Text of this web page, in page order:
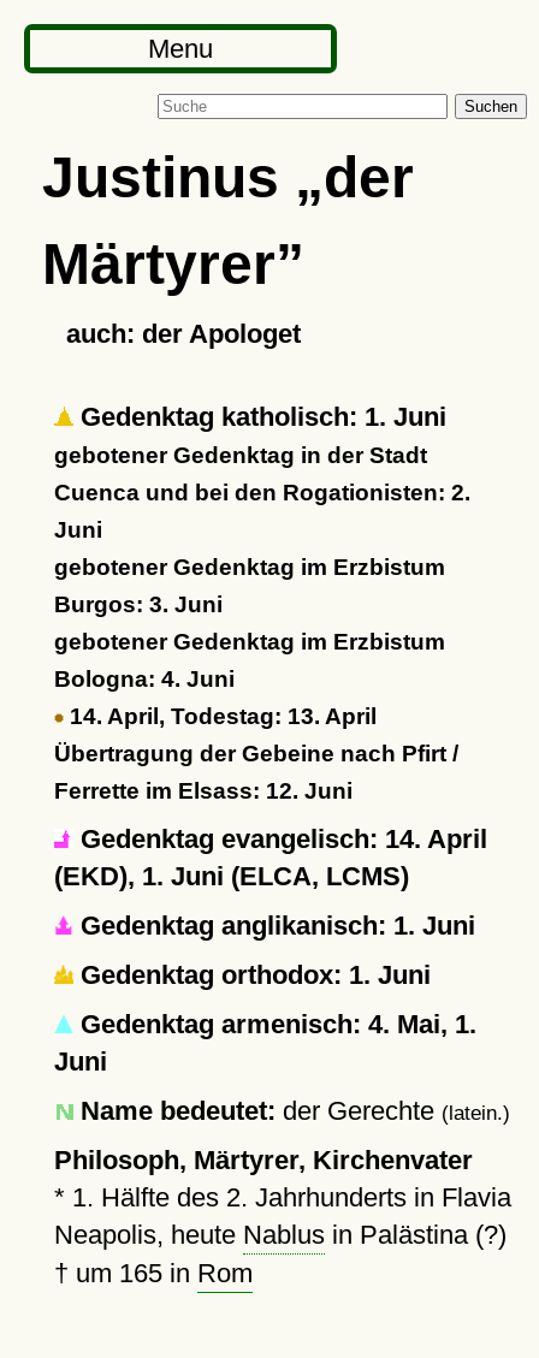
Menu
Suchen
Justinus
der
Märtyrer
auch: der Apologet
Gedenktag katholisch: 1. Juni
gebotener Gedenktag in der Stadt
Cuenca und bei den Rogationisten: 2.
Juni
gebotener Gedenktag im Erzbistum
Burgos: 3. Juni
gebotener Gedenktag im Erzbistum
Bologna: 4. Juni
14. April, Todestag: 13. April
Übertragung der Gebeine nach Pfirt /
Ferrette im Elsass: 12. Juni
Gedenktag evangelisch: 14. April
(EKD), 1. Juni (ELCA, LCMS)
Gedenktag anglikanisch: 1. Juni
Gedenktag orthodox: 1. Juni
Gedenktag armenisch: 4. Mai, 1.
Juni
Name bedeutet: der Gerechte (latein.)
Philosoph, Märtyrer, Kirchenvater
* 1. Hälfte des 2. Jahrhunderts in Flavia
Neapolis, heute Nablusin Palästina (?)
† um 165in Rom